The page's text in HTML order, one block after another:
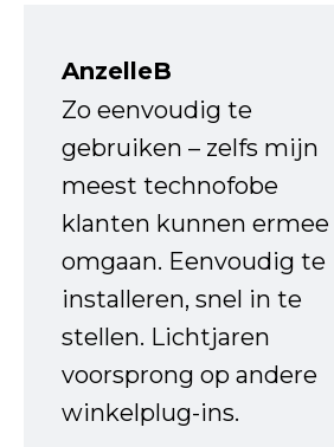
AnzelleB
Zo eenvoudig te
gebruiken – zelfs mijn
meest technofobe
klanten kunnen ermee
omgaan. Eenvoudig te
installeren, snel in te
stellen. Lichtjaren
voorsprong op andere
winkelplug-ins.